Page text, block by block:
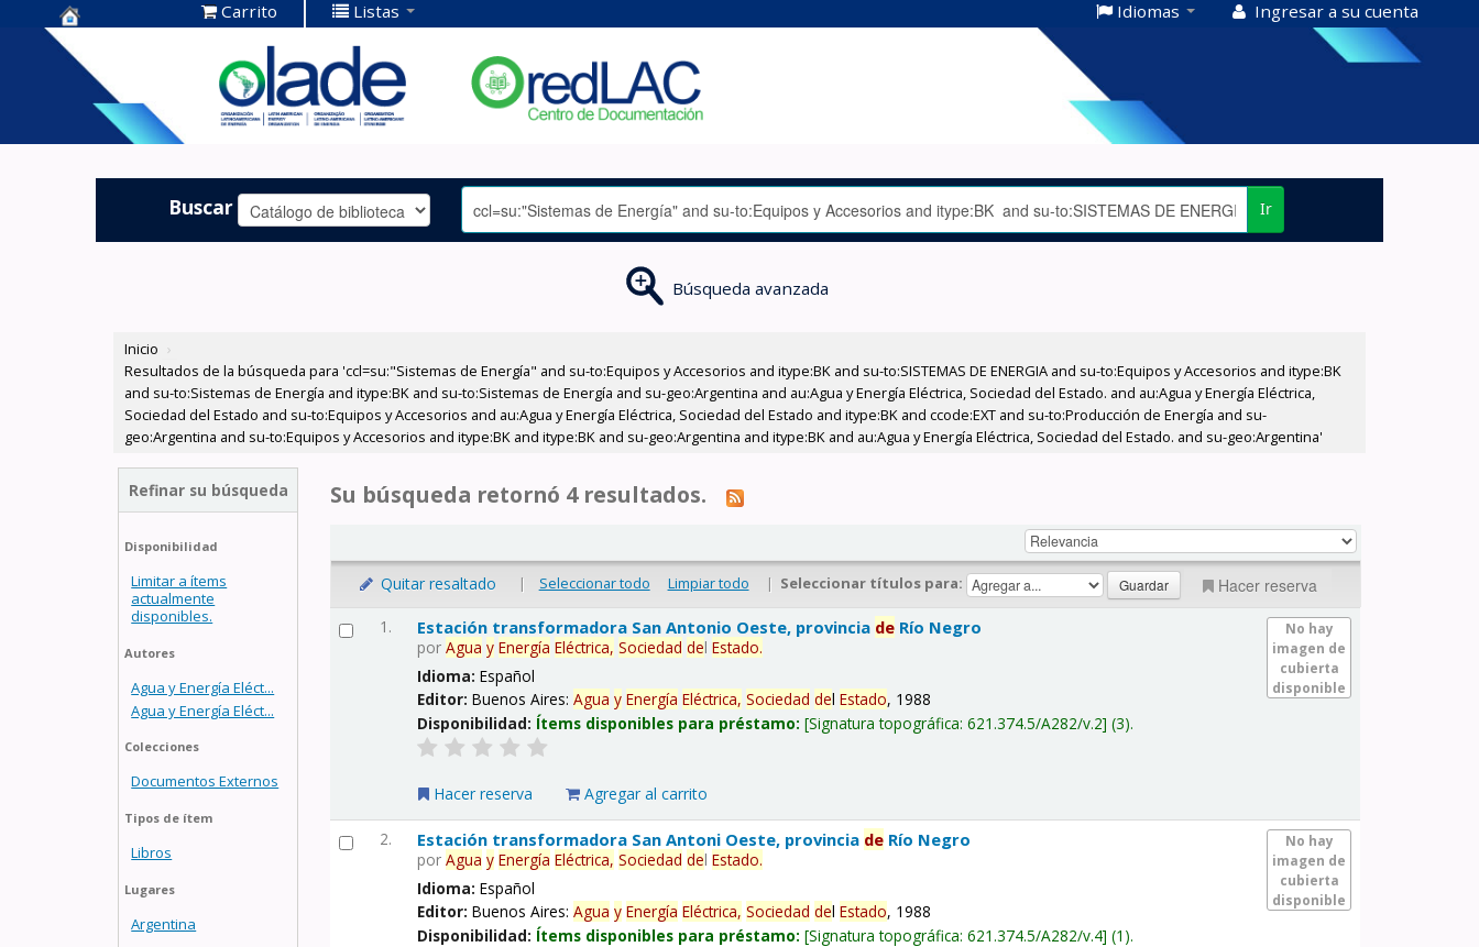
Centro de
Documentación
OLADE -
Carrito Listas Idiomas Ingresar a su cuenta
Buscar Ir
Búsqueda avanzada
Inicio ›
Resultados de la búsqueda para 'ccl=su:"Sistemas de Energía" and su-to:Equipos y Accesorios and itype:BK and su-to:SISTEMAS DE ENERGIA and su-to:Equipos y Accesorios and itype:BK
and su-to:Sistemas de Energía and itype:BK and su-to:Sistemas de Energía and su-geo:Argentina and au:Agua y Energía Eléctrica, Sociedad del Estado. and au:Agua y Energía Eléctrica,
Sociedad del Estado and su-to:Equipos y Accesorios and au:Agua y Energía Eléctrica, Sociedad del Estado and itype:BK and ccode:EXT and su-to:Producción de Energía and su-
geo:Argentina and su-to:Equipos y Accesorios and itype:BK and itype:BK and su-geo:Argentina and itype:BK and au:Agua y Energía Eléctrica, Sociedad del Estado. and su-geo:Argentina'
Refinar su búsqueda
Disponibilidad
Limitar a ítems
actualmente
disponibles.
Autores
Agua y Energía Eléct...
Agua y Energía Eléct...
Colecciones
Documentos Externos
Tipos de ítem
Libros
Lugares
Argentina
Su búsqueda retornó 4 resultados.
Quitar resaltado | Seleccionar todo Limpiar todo | Seleccionar títulos para: Hacer reserva
1.
No hay
imagen de
cubierta
disponible
Estación transformadora San Antonio Oeste, provincia de Río Negro
porAgua y Energía Eléctrica, Sociedad delEstado.
Idioma:Español
Editor:Buenos Aires:Agua y Energía Eléctrica, Sociedad delEstado, 1988
Disponibilidad: Ítems disponibles para préstamo: Signatura topográfica:621.374.5/A282/v.2 (3).
Hacer reserva Agregar al carrito
2.
No hay
imagen de
cubierta
disponible
Estación transformadora San Antoni Oeste, provincia de Río Negro
porAgua y Energía Eléctrica, Sociedad delEstado.
Idioma:Español
Editor:Buenos Aires:Agua y Energía Eléctrica, Sociedad delEstado, 1988
Disponibilidad: Ítems disponibles para préstamo: Signatura topográfica:621.374.5/A282/v.4 (1).